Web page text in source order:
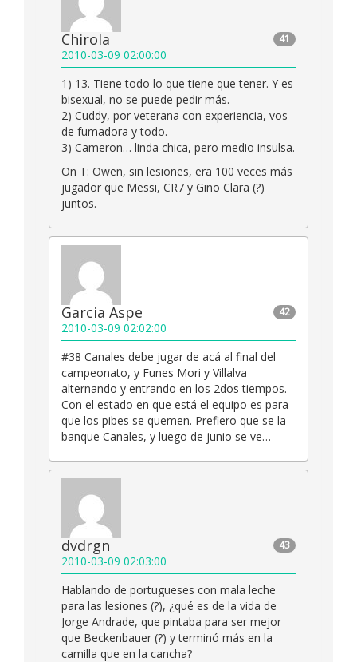
41
Chirola
2010-03-09 02:00:00
1) 13. Tiene todo lo que tiene que tener. Y es
bisexual, no se puede pedir más.
2) Cuddy, por veterana con experiencia, vos
de fumadora y todo.
3) Cameron… linda chica, pero medio insulsa.
On T: Owen, sin lesiones, era 100 veces más
jugador que Messi, CR7 y Gino Clara (?)
juntos.
42
Garcia Aspe
2010-03-09 02:02:00
#38 Canales debe jugar de acá al final del
campeonato, y Funes Mori y Villalva
alternando y entrando en los 2dos tiempos.
Con el estado en que está el equipo es para
que los pibes se quemen. Prefiero que se la
banque Canales, y luego de junio se ve…
43
dvdrgn
2010-03-09 02:03:00
Hablando de portugueses con mala leche
para las lesiones (?), ¿qué es de la vida de
Jorge Andrade, que pintaba para ser mejor
que Beckenbauer (?) y terminó más en la
camilla que en la cancha?